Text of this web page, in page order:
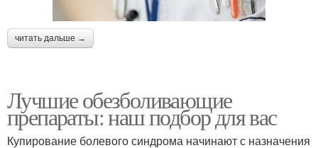
читать дальше →
Лучшие обезболивающие
препараты: наш подбор для вас
Купирование болевого синдрома начинают с назначения